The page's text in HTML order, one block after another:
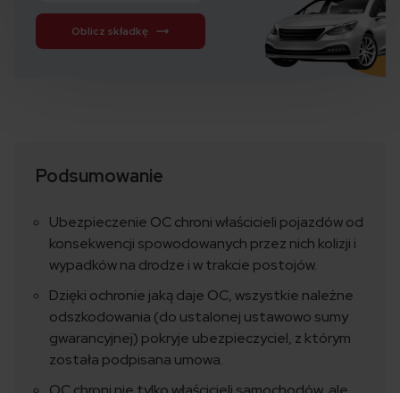
Oblicz składkę
Podsumowanie
Ubezpieczenie OC chroni właścicieli pojazdów od
konsekwencji spowodowanych przez nich kolizji i
wypadków na drodze i w trakcie postojów.
Dzięki ochronie jaką daje OC, wszystkie należne
odszkodowania (do ustalonej ustawowo sumy
gwarancyjnej) pokryje ubezpieczyciel, z którym
została podpisana umowa.